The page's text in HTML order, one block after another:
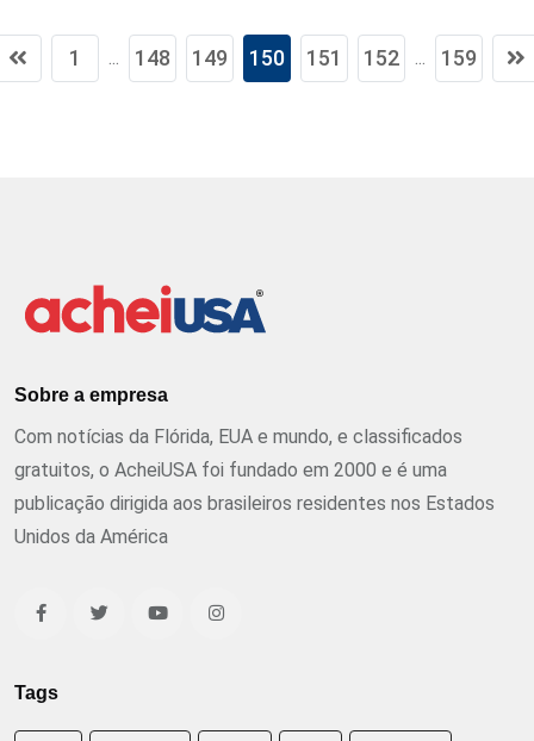
1 ... 148 149 150 151 152 ... 159
Sobre a empresa
Com notícias da Flórida, EUA e mundo, e classificados
gratuitos, o AcheiUSA foi fundado em 2000 e é uma
publicação dirigida aos brasileiros residentes nos Estados
Unidos da América
Tags